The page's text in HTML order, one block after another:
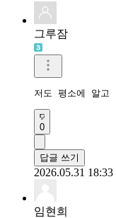
그루잠
저도 평소에 알고
0
답글 쓰기
2026.05.31 18:33
임현희